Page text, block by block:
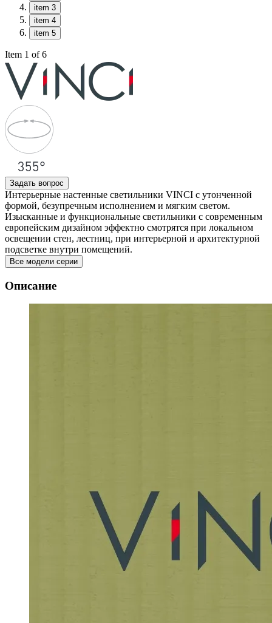
item 3
item 4
item 5
Item 1 of 6
Задать вопрос
Интерьерные настенные светильники VINCI с утонченной
формой, безупречным исполнением и мягким светом.
Изысканные и функциональные светильники с современным
европейским дизайном эффектно смотрятся при локальном
освещении стен, лестниц, при интерьерной и архитектурной
подсветке внутри помещений.
Все модели серии
Описание